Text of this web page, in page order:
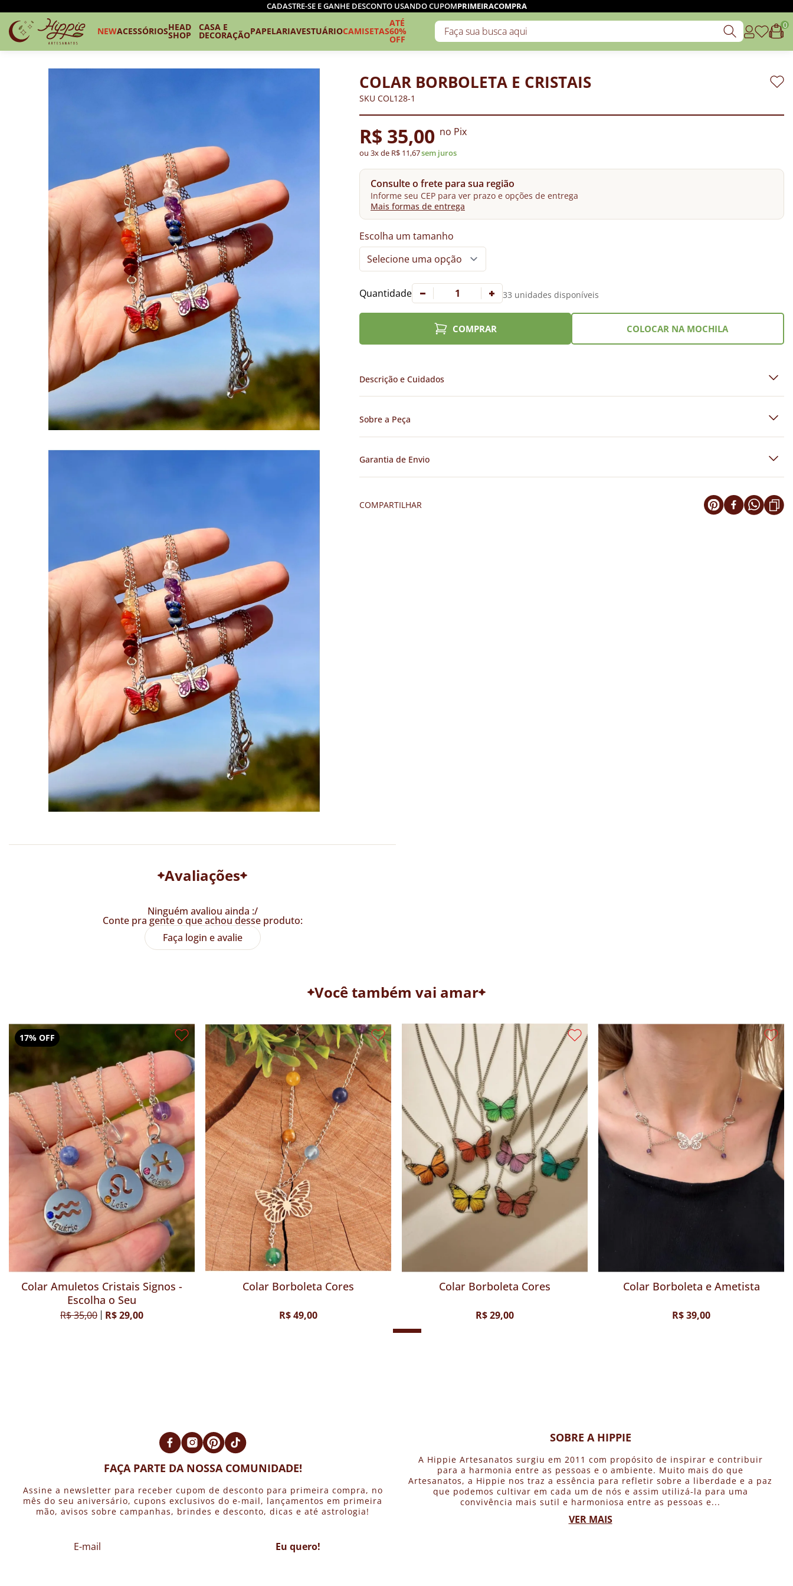
CADASTRE-SE E GANHE DESCONTO USANDO CUPOMPRIMEIRACOMPRA
NEWACESSÓRIOSHEAD
SHOP
CASA E
DECORAÇÃOPAPELARIAVESTUÁRIOCAMISETAS
ATÉ
60%
OFF
0
COLAR BORBOLETA E CRISTAIS
SKU COL128-1
R$ 35,00 no Pix
ou 3x de R$ 11,67sem juros
Consulte o frete para sua região
Informe seu CEP para ver prazo e opções de entrega
Mais formas de entrega
Escolha um tamanho
Quantidade 33 unidades disponíveis
COMPRAR COLOCAR NA MOCHILA
Descrição e Cuidados
Sobre a Peça
Garantia de Envio
COMPARTILHAR
Avaliações
Ninguém avaliou ainda :/
Conte pra gente o que achou desse produto:
Faça login e avalie
Você também vai amar
Colar 7 Anjos - 7 Cristais
R$ 32,00
17% OFF
Colar Amuletos Cristais Signos -
R$ 35,00 R$ 29,00
Colar Borboleta Cores
R$ 49,00
Colar Borboleta Cores
R$ 29,00
FAÇA PARTE DA NOSSA COMUNIDADE!
Assine a newsletter para receber cupom de desconto para primeira compra, no
mês do seu aniversário, cupons exclusivos do e-mail, lançamentos em primeira
mão, avisos sobre campanhas, brindes e desconto, dicas e até astrologia!
Eu quero!
SOBRE A HIPPIE
A Hippie Artesanatos surgiu em 2011 com propósito de inspirar e contribuir
para a harmonia entre as pessoas e o ambiente. Muito mais do que
Artesanatos, a Hippie nos traz a essência para refletir sobre a liberdade e a paz
que podemos cultivar em cada um de nós e assim utilizá-la para uma
convivência mais sutil e harmoniosa entre as pessoas e...
VER MAIS